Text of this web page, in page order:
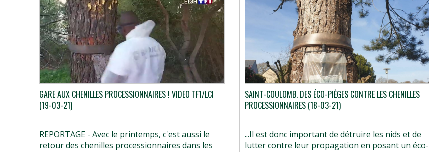
collier. Elles ne disséminent donc plus les milliers
de poils urticants laissés ordinairement pendant
ce laps de temps-d'envoyer des alertes sanitaires
grâce au passage unique sur le plancher du
piège, une détection/comptage est possible. Le
collier Ecopiège® peut alors se coupler à un
système de détection connecté et ...
GARE AUX CHENILLES PROCESSIONNAIRES ! VIDEO TF1/LCI
(19-03-21)
REPORTAGE - Avec le printemps, c'est aussi le
retour des chenilles processionnaires dans les
SAINT-COULOMB. DES ÉCO-PIÈGES CONTRE LES CHENILLES
PROCESSIONNAIRES (18-03-21)
...Il est donc important de détruire les nids et de
lutter contre leur propagation en posant un éco-